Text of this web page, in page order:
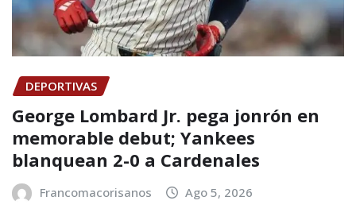
DEPORTIVAS
George Lombard Jr. pega jonrón en
memorable debut; Yankees
blanquean 2-0 a Cardenales
Francomacorisanos Ago 5, 2026